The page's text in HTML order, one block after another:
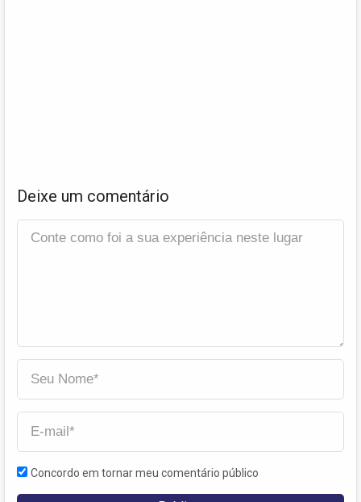
Deixe um comentário
Concordo em tornar meu comentário público